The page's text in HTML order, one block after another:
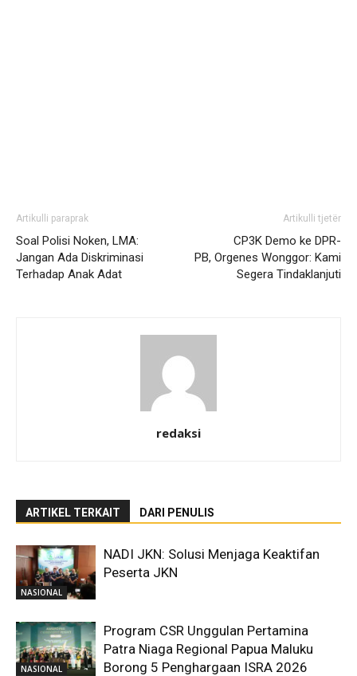
Artikulli paraprak
Soal Polisi Noken, LMA:
Jangan Ada Diskriminasi
Terhadap Anak Adat
Artikulli tjetër
CP3K Demo ke DPR-
PB, Orgenes Wonggor: Kami
Segera Tindaklanjuti
redaksi
ARTIKEL TERKAIT DARI PENULIS
NASIONAL
NADI JKN: Solusi Menjaga Keaktifan
Peserta JKN
NASIONAL
Program CSR Unggulan Pertamina
Patra Niaga Regional Papua Maluku
Borong 5 Penghargaan ISRA 2026